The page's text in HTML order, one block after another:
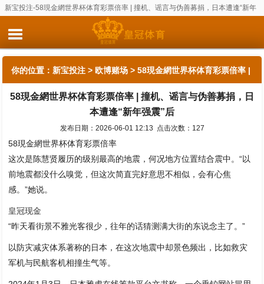
新宝投注-58現金網世界杯体育彩票倍率 | 撞机、谣言与伪善募捐，日本遭逢“新年
你的位置： 新宝投注 > 欧博赌场 > 58現金網世界杯体育彩票倍率 |
撞机、谣言与伪善募捐，日本遭逢“新年强震”后
58現金網世界杯体育彩票倍率 | 撞机、谣言与伪善募捐，日
本遭逢“新年强震”后
发布日期：2026-06-01 12:13 点击次数：127
58現金網世界杯体育彩票倍率
这次是陈慧贤履历的级别最高的地震，何况地方位置结合震中。“以
前地震都没什么嗅觉，但这次简直完好意思不相似，会有心焦
感。”她说。
皇冠现金
“昨天看街景不雅光客很少，往年的话猜测满大街的东说念主了。”
以防灾减灾体系著称的日本，在这次地震中却景色频出，比如救灾
军机与民航客机相撞生气等。